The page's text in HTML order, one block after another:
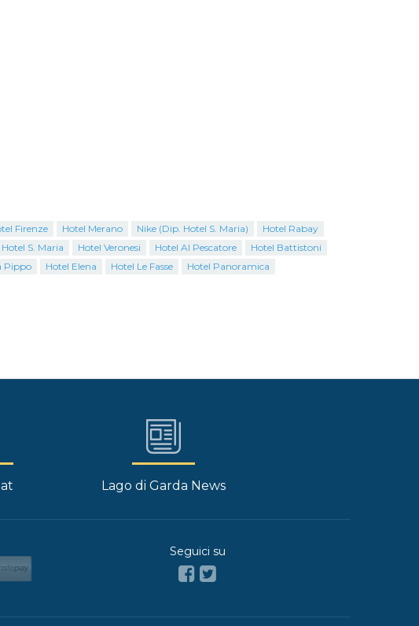
Firenze Hotel Merano Nike (Dip. Hotel S. Maria)
Hotel Rabay
Hotel S. Maria Hotel Veronesi Hotel Al Pescatore
Hotel Battistoni
Pippo Hotel Elena Hotel Le Fasse
Hotel Panoramica
Lago di Garda News
Seguici su